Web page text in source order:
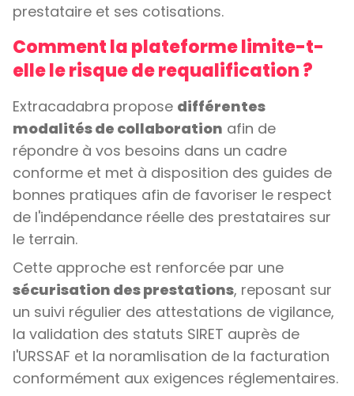
prestataire et ses cotisations.
Comment la plateforme limite-t-
elle le risque de requalification ?
Extracadabra propose différentes
modalités de collaboration afin de
répondre à vos besoins dans un cadre
conforme et met à disposition des guides de
bonnes pratiques afin de favoriser le respect
de l'indépendance réelle des prestataires sur
le terrain.
Cette approche est renforcée par une
sécurisation des prestations, reposant sur
un suivi régulier des attestations de vigilance,
la validation des statuts SIRET auprès de
l'URSSAF et la noramlisation de la facturation
conformément aux exigences réglementaires.